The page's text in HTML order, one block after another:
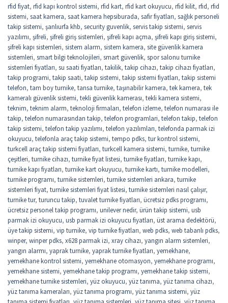
rfid fiyat, rfid kapı kontrol sistemi, rfid kart, rfid kart okuyucu, rfid kilit, rfıd, rfıd
sistemi, saat kamera, saat kamera hepsiburada, safir fiyatları, sağlık personeli
takip sistemi, şanlıurfa khb, security guvenlik, servis takip sistemi, servis
yazılımı, şifreli, şifreli giriş sistemleri, şifreli kapı açma, şifreli kapı giriş sistemi,
şifreli kapı sistemleri, sistem alarm, sistem kamera, site güvenlik kamera
sistemleri, smart bilgi teknolojileri, smart güvenlik, spor salonu turnike
sistemleri fiyatları, su saati fiyatları, takilik, takip cihazı, takip cihazı fiyatları,
takip programi, takip saati, takip sistemi, takip sistemi fiyatları, takip sistemi
telefon, tam boy turnike, tansa turnike, taşınabilir kamera, tek kamera, tek
kameralı güvenlik sistemi, tekli güvenlik kamerası, tekli kamera sistemi,
teknim, teknim alarm, teknoloji firmaları, telefon izleme, telefon numarası ile
takip, telefon numarasından takip, telefon programlari, telefon takip, telefon
takip sistemi, telefon takip yazılımı, telefon yazılımları, telefonda parmak izi
okuyucu, telefonla araç takip sistemi, tempo pdks, tur kontrol sistemi,
turkcell araç takip sistemi fiyatları, turkcell kamera sistemi, turnike, turnike
çeşitleri, turnike cihazı, turnike fiyat listesi, turnike fiyatları, turnike kapı,
turnike kapı fiyatları, turnike kart okuyucu, turnike kartı, turnike modelleri,
turnike programı, turnike sistemleri, turnike sistemleri ankara, turnike
sistemleri fiyat, turnike sistemleri fiyat listesi, turnike sistemleri nasıl çalışır,
turnike tur, turuncu takip, tuvalet turnike fiyatları, ücretsiz pdks programı,
ücretsiz personel takip programı, unilever nedir, ürün takip sistemi, usb
parmak izi okuyucu, usb parmak izi okuyucu fiyatları, üst arama dedektörü,
üye takip sistemi, vip turnike, vip turnike fiyatları, web pdks, web tabanlı pdks,
winper, winper pdks, x628 parmak izi, xray cihazı, yangın alarm sistemleri,
yangın alarmı, yaprak turnike, yaprak turnike fiyatları, yemekhane,
yemekhane kontrol sistemi, yemekhane otomasyon, yemekhane programı,
yemekhane sistemi, yemekhane takip programı, yemekhane takip sistemi,
yemekhane turnike sistemleri, yüz okuyucu, yüz tanıma, yüz tanıma cihazı,
yüz tanıma kameraları, yüz tanıma programı, yüz tanıma sistemi, yüz